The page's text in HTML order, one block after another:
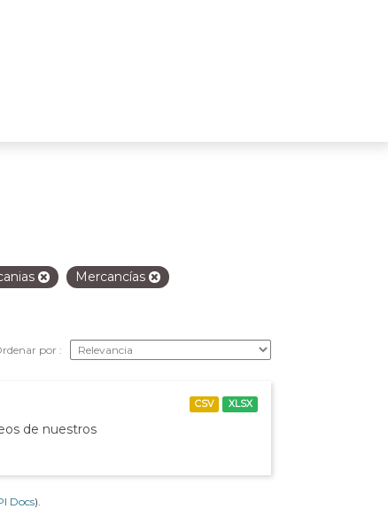
Mercancías
por
de nuestros
CSV XLSX
Docs).